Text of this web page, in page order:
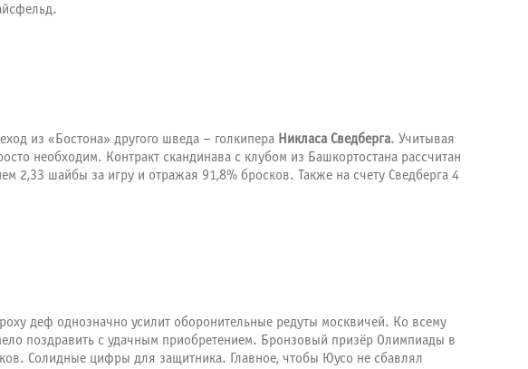
из «Бостона» другого шведа – голкипера Никласа Сведберга. Учитывая
необходим. Контракт скандинава с клубом из Башкортостана рассчитан
2,33 шайбы за игру и отражая 91,8% бросков. Также на счету Сведберга 4
деф однозначно усилит оборонительные редуты москвичей. Ко всему
поздравить с удачным приобретением. Бронзовый призёр Олимпиады в
Солидные цифры для защитника. Главное, чтобы Юусо не сбавлял